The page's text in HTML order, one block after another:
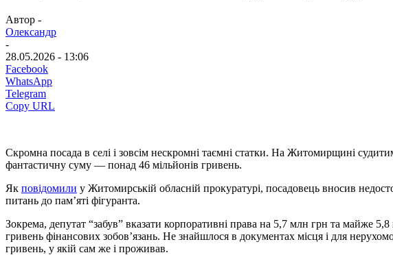
Автор -
Олександр
-
28.05.2026 - 13:06
Facebook
WhatsApp
Telegram
Copy URL
Скромна посада в селі і зовсім нескромні таємні статки. На Житомирщині
фантастичну суму — понад 46 мільйонів гривень.
Як повідомили у Житомирській обласній прокуратурі, посадовець вносив
питань до пам’яті фігуранта.
Зокрема, депутат “забув” вказати корпоративні права на 5,7 млн грн та майже
гривень фінансових зобов’язань. Не знайшлося в документах місця і для
гривень, у якій сам же і проживав.